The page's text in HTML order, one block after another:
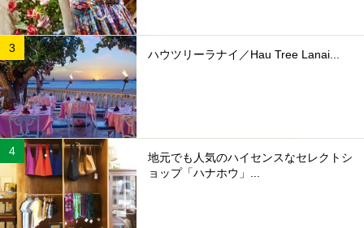
ハウツリーラナイ／Hau Tree Lanai...
地元でも人気のハイセンスなセレクトシ
ョップ「ハナホウ」...